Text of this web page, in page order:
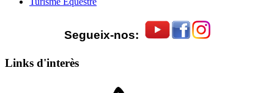
Segueix-nos:
Links d'interès